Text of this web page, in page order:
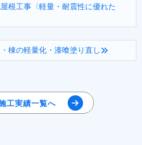
根工事〈軽量・耐震性に優れた
棟の軽量化・漆喰塗り直し
工実績一覧へ